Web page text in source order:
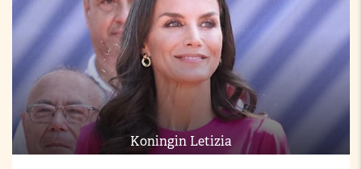
Koningin Letizia